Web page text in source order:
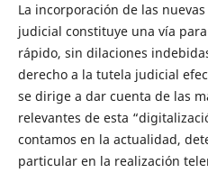
La incorporación de las
judicial constituye una vía
rápido, sin dilaciones
derecho a la tutela judicial
se dirige a dar cuenta de las
relevantes de esta
contamos en la actualidad,
particular en la realización